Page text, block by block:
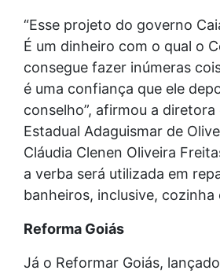
“Esse projeto do governo
É um dinheiro com o qual o
consegue fazer inúmeras
é uma confiança que ele
conselho”, afirmou a diretora
Estadual Adaguismar de
Cláudia Clenen Oliveira
a verba será utilizada em
banheiros, inclusive, cozinha
Reforma Goiás
Já o Reformar Goiás,